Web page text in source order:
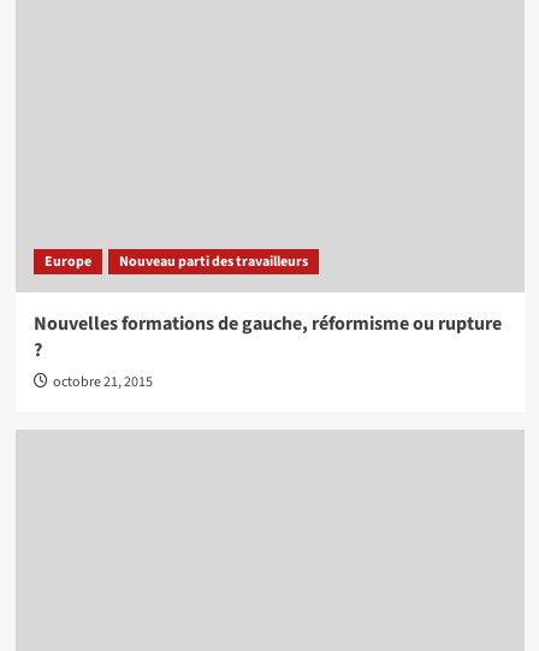
Europe Nouveau parti des travailleurs
Nouvelles formations de gauche, réformisme ou rupture
?
octobre 21, 2015